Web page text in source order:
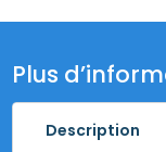
Plus
Description